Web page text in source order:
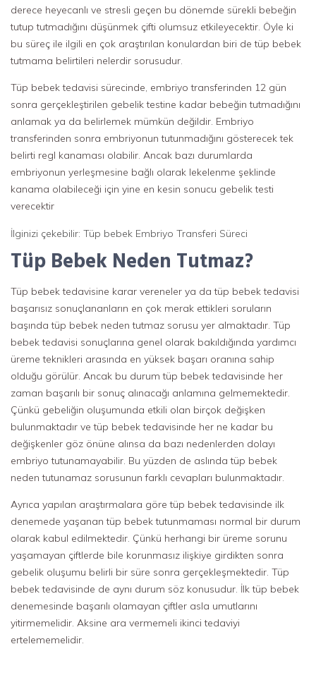
derece heyecanlı ve stresli geçen bu dönemde sürekli bebeğin
tutup tutmadığını düşünmek çifti olumsuz etkileyecektir. Öyle ki
bu süreç ile ilgili en çok araştırılan konulardan biri de tüp bebek
tutmama belirtileri nelerdir sorusudur.
Tüp bebek tedavisi sürecinde, embriyo transferinden 12 gün
sonra gerçekleştirilen gebelik testine kadar bebeğin tutmadığını
anlamak ya da belirlemek mümkün değildir. Embriyo
transferinden sonra embriyonun tutunmadığını gösterecek tek
belirti regl kanaması olabilir. Ancak bazı durumlarda
embriyonun yerleşmesine bağlı olarak lekelenme şeklinde
kanama olabileceği için yine en kesin sonucu gebelik testi
verecektir
İlginizi çekebilir: Tüp bebek Embriyo Transferi Süreci
Tüp Bebek Neden Tutmaz?
Tüp bebek tedavisine karar vereneler ya da tüp bebek tedavisi
başarısız sonuçlananların en çok merak ettikleri soruların
başında tüp bebek neden tutmaz sorusu yer almaktadır. Tüp
bebek tedavisi sonuçlarına genel olarak bakıldığında yardımcı
üreme teknikleri arasında en yüksek başarı oranına sahip
olduğu görülür. Ancak bu durum tüp bebek tedavisinde her
zaman başarılı bir sonuç alınacağı anlamına gelmemektedir.
Çünkü gebeliğin oluşumunda etkili olan birçok değişken
bulunmaktadır ve tüp bebek tedavisinde her ne kadar bu
değişkenler göz önüne alınsa da bazı nedenlerden dolayı
embriyo tutunamayabilir. Bu yüzden de aslında tüp bebek
neden tutunamaz sorusunun farklı cevapları bulunmaktadır.
Ayrıca yapılan araştırmalara göre tüp bebek tedavisinde ilk
denemede yaşanan tüp bebek tutunmaması normal bir durum
olarak kabul edilmektedir. Çünkü herhangi bir üreme sorunu
yaşamayan çiftlerde bile korunmasız ilişkiye girdikten sonra
gebelik oluşumu belirli bir süre sonra gerçekleşmektedir. Tüp
bebek tedavisinde de aynı durum söz konusudur. İlk tüp bebek
denemesinde başarılı olamayan çiftler asla umutlarını
yitirmemelidir. Aksine ara vermemeli ikinci tedaviyi
ertelememelidir.